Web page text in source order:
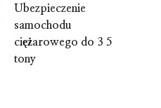
Ubezpieczenie
samochodu
ciężarowego do 3 5
tony